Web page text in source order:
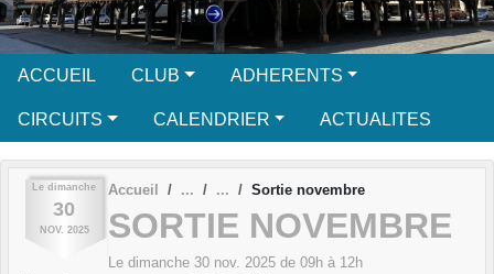
ACCUEIL CLUB ADHERENTS
CIRCUITS CALENDRIER ACTUALITES
Le dimanche
30
NOV. 2025
Accueil Sortie novembre
SORTIE NOVEMBRE
Le dimanche 30 nov. 2025 de 09h à 12h